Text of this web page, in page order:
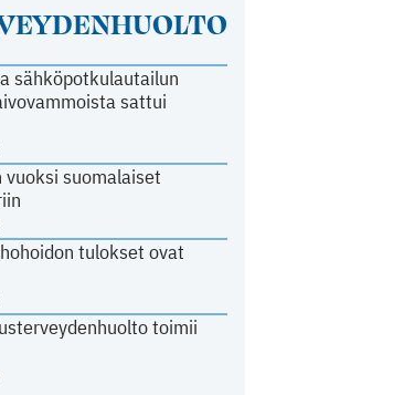
sähköpotkulautailun
sattui
vuoksi suomalaiset
tulokset ovat
toimii